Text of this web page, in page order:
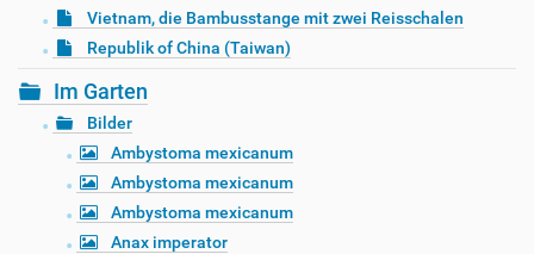
Vietnam, die Bambusstange mit zwei Reisschalen
Republik of China (Taiwan)
Im Garten
Bilder
Ambystoma mexicanum
Ambystoma mexicanum
Ambystoma mexicanum
Anax imperator